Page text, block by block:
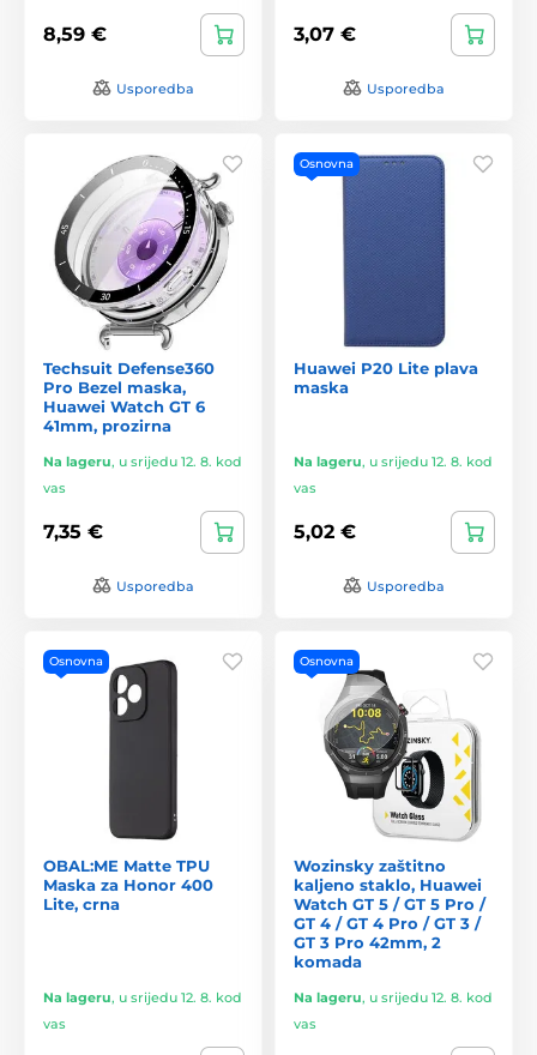
8,59 €
Usporedba
3,07 €
Usporedba
Techsuit Defense360
Pro Bezel maska,
Huawei Watch GT 6
41mm, prozirna
Na lageru, u srijedu 12. 8. kod
vas
7,35 €
Usporedba
Osnovna
Huawei P20 Lite plava
maska
Na lageru, u srijedu 12. 8. kod
vas
5,02 €
Usporedba
Osnovna
OBAL:ME Matte TPU
Maska za Honor 400
Lite, crna
Na lageru, u srijedu 12. 8. kod
vas
Osnovna
Wozinsky zaštitno
kaljeno staklo, Huawei
Watch GT 5 / GT 5 Pro /
GT 4 / GT 4 Pro / GT 3 /
GT 3 Pro 42mm, 2
komada
Na lageru, u srijedu 12. 8. kod
vas